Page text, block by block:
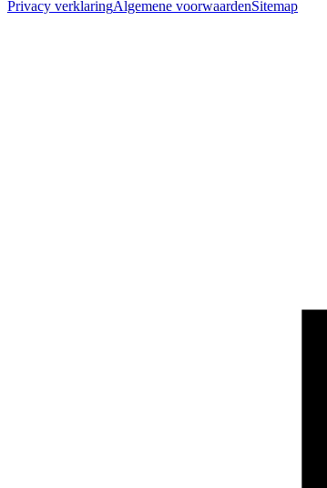
Privacy verklaringAlgemene voorwaardenSitemap